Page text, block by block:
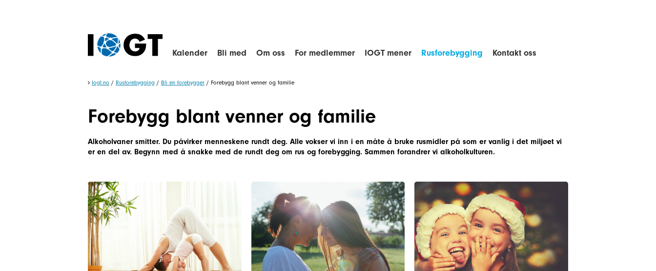
Kalender Bli med Om oss For medlemmer IOGT mener Rusforebygging Kontakt oss
Iogt.no / Rusforebygging / Bli en forebygger / Forebygg blant venner og familie
Forebygg blant venner og familie
Alkoholvaner smitter. Du påvirker menneskene rundt deg. Alle vokser vi inn i en måte å bruke rusmidler på som er vanlig i det miljøet vi
er en del av. Begynn med å snakke med de rundt deg om rus og forebygging. Sammen forandrer vi alkoholkulturen.